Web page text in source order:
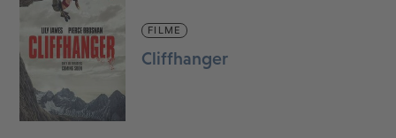
FILME
Cliffhanger